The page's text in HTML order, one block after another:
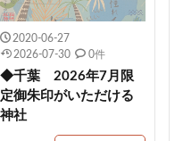
いり 元祇園梛神社
木天満宮
多度大社 崇道天皇社
印
社
2020-06-27
2026-07-30
0件
◆千葉 2026年7月限
定御朱印がいただける
神社